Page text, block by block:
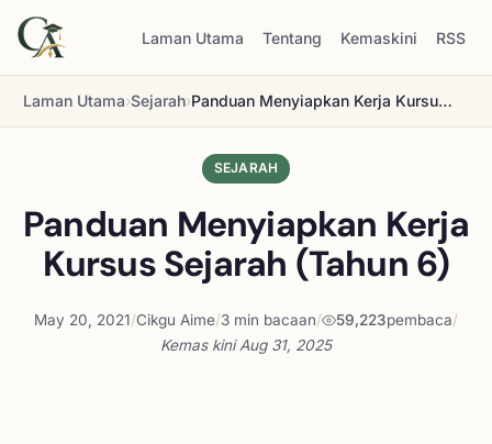
Laman Utama Tentang Kemaskini RSS
Laman Utama›Sejarah› Panduan Menyiapkan Kerja Kursus Sejarah (Tahun 6)
SEJARAH
Panduan Menyiapkan Kerja
Kursus Sejarah (Tahun 6)
May 20, 2021/Cikgu Aime/3 min bacaan/ 59,223pembaca/
Kemas kiniAug 31, 2025